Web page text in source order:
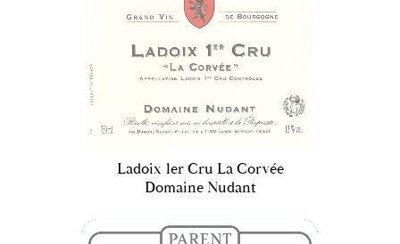
Ladoix 1er Cru La Corvée
Domaine Nudant